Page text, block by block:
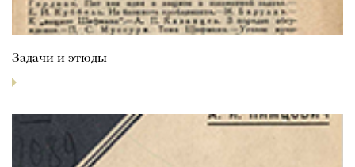
Задачи и этюды